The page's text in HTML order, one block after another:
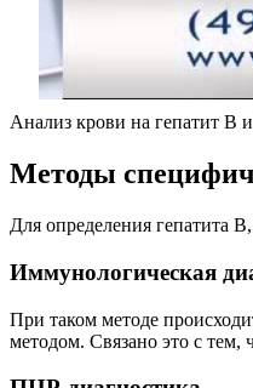
Анализ крови на гепатит B
Методы
Для определения гепатита
Иммунологическая
При таком методе
методом. Связано это с тем,